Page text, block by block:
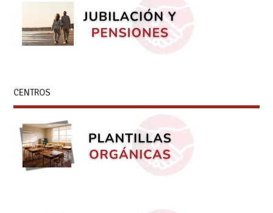
CENTROS